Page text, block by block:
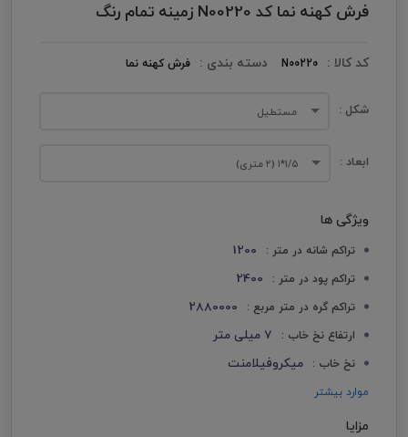
فرش کهنه نما کد N00220 زمینه تمام رنگ
کد کالا : N00220 دسته بندی : فرش کهنه نما
شکل : مستطیل
ابعاد : ۱/۵*۱ (۲ متری)
ویژگی ها
تراکم شانه در متر : 1200
تراکم پود در متر : 2400
تراکم گره در متر مربع : 2880000
ارتفاع نخ خاب : 7 میلی متر
نخ خاب : میکروفیلامنت
موارد بیشتر
مزایا